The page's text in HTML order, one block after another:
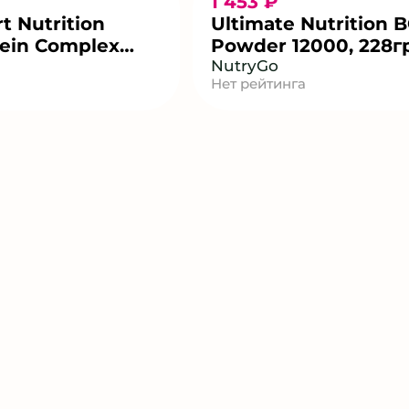
Nutrition
Complex
Ultimate Nutrition
Powder 12000,
NutryGo
Нет рейтинга